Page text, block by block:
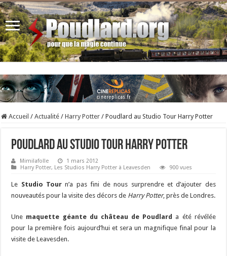
Accueil / Actualité / Harry Potter / Poudlard au Studio Tour Harry Potter
Poudlard au Studio Tour Harry Potter
Mimilafolle
1 mars 2012
Harry Potter, Les Studios Harry Potter à Leavesden 900 vues
Le Studio Tour n’a pas fini de nous surprendre et d’ajouter des
nouveautés pour la visite des décors de Harry Potter, près de Londres.
Une maquette géante du château de Poudlard a été révélée
pour la première fois aujourd’hui et sera un magnifique final pour la
visite de Leavesden.